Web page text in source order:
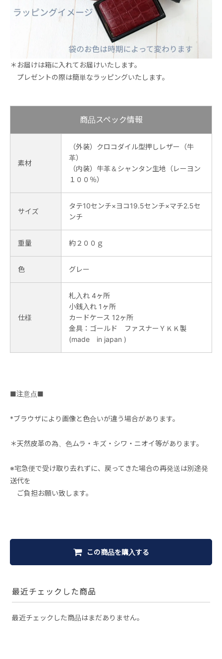
＊お届けは箱に入れてお届けいたします。
プレゼントの際は簡単なラッピングいたします。
商品スペック情報
素材
（外装）クロコダイル型押しレザー（牛
革）
（内装）牛革＆シャンタン生地（レーヨン
１００％）
サイズ
タテ10センチ×ヨコ19.5センチ×マチ2.5セ
ンチ
重量 約２００ｇ
色 グレー
仕様
札入れ 4ヶ所
小銭入れ 1ヶ所
カードケース 12ヶ所
金具：ゴールド ファスナーＹＫＫ製
(made in japan )
■注意点■
*ブラウザにより画像と色合いが違う場合があります。
＊天然皮革の為、色ムラ・キズ・シワ・ニオイ等があります。
※宅急便で受け取り去れずに、戻ってきた場合の再発送は別途発
送代を
ご負担お願い致します。
この商品を購入する
最近チェックした商品
最近チェックした商品はまだありません。